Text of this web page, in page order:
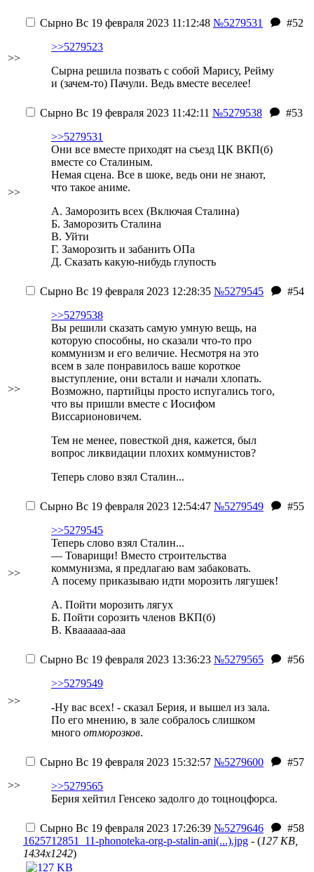
>>
Сырно Вс 19 февраля 2023 11:12:48 №5279531
#52
>>5279523
Сырна решила позвать с собой Марису, Рейму
и (зачем-то) Пачули. Ведь вместе веселее!
>>
Сырно Вс 19 февраля 2023 11:42:11 №5279538
#53
>>5279531
Они все вместе приходят на съезд ЦК ВКП(б)
вместе со Сталиным.
Немая сцена. Все в шоке, ведь они не знают,
что такое аниме.
А. Заморозить всех (Включая Сталина)
Б. Заморозить Сталина
В. Уйти
Г. Заморозить и забанить ОПа
Д. Сказать какую-нибудь глупость
>>
Сырно Вс 19 февраля 2023 12:28:35 №5279545
#54
>>5279538
Вы решили сказать самую умную вещь, на
которую способны, но сказали что-то про
коммунизм и его величие. Несмотря на это
всем в зале понравилось ваше короткое
выступление, они встали и начали хлопать.
Возможно, партийцы просто испугались того,
что вы пришли вместе с Иосифом
Виссарионовичем.
Тем не менее, повесткой дня, кажется, был
вопрос ликвидации плохих коммунистов?
Теперь слово взял Сталин...
>>
Сырно Вс 19 февраля 2023 12:54:47 №5279549
#55
>>5279545
Теперь слово взял Сталин...
— Товарищи! Вместо строительства
коммунизма, я предлагаю вам забаковать.
А посему приказываю идти морозить лягушек!
А. Пойти морозить лягух
Б. Пойти сорозить членов ВКП(б)
В. Кваааааа-ааа
>>
Сырно Вс 19 февраля 2023 13:36:23 №5279565
#56
>>5279549
-Ну вас всех! - сказал Берия, и вышел из зала.
По его мнению, в зале собралось слишком
много отморозков.
>>
Сырно Вс 19 февраля 2023 15:32:57 №5279600
#57
>>5279565
Берия хейтил Генсеко задолго до тоцноцфорса.
Сырно Вс 19 февраля 2023 17:26:39 №5279646
#58
1625712851_11-phonoteka-org-p-stalin-ani(...).jpg - (127 KB,
1434x1242)